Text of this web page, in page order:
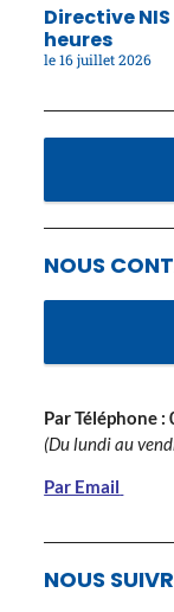
Directive
heures
16 juillet 2026
NOUS
Par Téléphone :
(Du lundi au
Par Email
NOUS